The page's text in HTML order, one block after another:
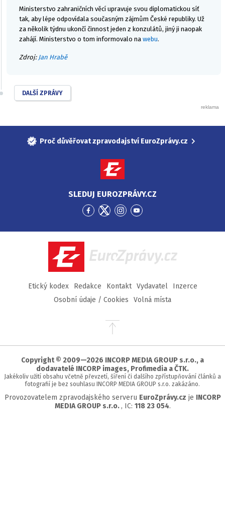
Ministerstvo zahraničních věcí upravuje svou diplomatickou síť
tak, aby lépe odpovídala současným zájmům České republiky. Už
za několik týdnu ukončí činnost jeden z konzulátů, jiný ji naopak
zahájí. Ministerstvo o tom informovalo na webu.
Zdroj: Jan Hrabě
DALŠÍ ZPRÁVY
Proč důvěřovat zpravodajství EuroZprávy.cz
SLEDUJ EUROZPRÁVY.CZ
Přejít
Facebook
Přejít
Twitter
Přejít
Instagram
Přejít
YouTube
EuroZprávy.cz
Etický kodex Redakce Kontakt Vydavatel
Inzerce
Osobní údaje / Cookies
Volná místa
Přejít
stránky
Copyright © 2009—2026 INCORP MEDIA GROUP s.r.o., a
dodavatelé INCORP images, Profimedia a ČTK.
Jakékoliv užití obsahu včetně převzetí, šíření či dalšího zpřístupňování článků a
fotografií je bez souhlasu INCORP MEDIA GROUP s.r.o. zakázáno.
Provozovatelem zpravodajského serveru EuroZprávy.cz je INCORP
MEDIA GROUP s.r.o., IC: 118 23 054.